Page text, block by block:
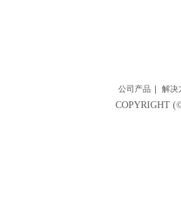
公司产品 解决
COPYRIGHT